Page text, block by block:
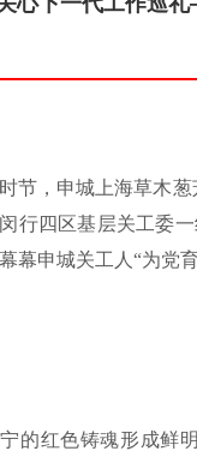
节，申城上海草木
行四区基层关工委
幕申城关工人“为党
的红色铸魂形成鲜